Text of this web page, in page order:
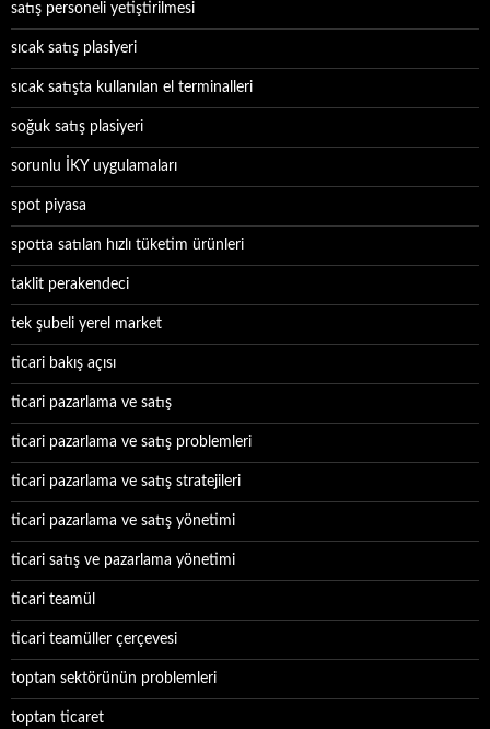
satış personeli yetiştirilmesi
sıcak satış plasiyeri
sıcak satışta kullanılan el terminalleri
soğuk satış plasiyeri
sorunlu İKY uygulamaları
spot piyasa
spotta satılan hızlı tüketim ürünleri
taklit perakendeci
tek şubeli yerel market
ticari bakış açısı
ticari pazarlama ve satış
ticari pazarlama ve satış problemleri
ticari pazarlama ve satış stratejileri
ticari pazarlama ve satış yönetimi
ticari satış ve pazarlama yönetimi
ticari teamül
ticari teamüller çerçevesi
toptan sektörünün problemleri
toptan ticaret